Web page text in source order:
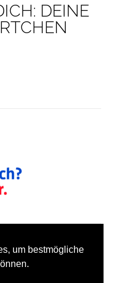
DEINE
um bestmögliche